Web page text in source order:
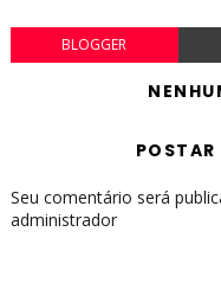
BLOGGER
Seu comentário será
administrador